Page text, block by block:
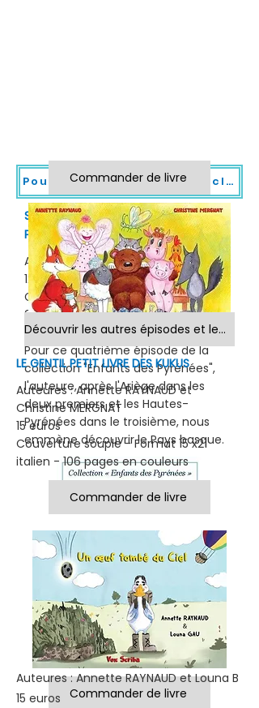
Pour commander un livre, cliquez sur sa couverture ou sur le lien "commander".
SOLEN ET ERIC AU PAYS DES
POTTOCKS
Auteure : Isabelle LOPEZ
12 euros
Couverture souple - Format 15 x21 -
96 pages avec dessins à colorier en
noir et blanc.
Pour ce quatrième épisode de la
collection "Enfants des Pyrénées",
l'auteure, après l'Ariège dans les
deux premiers et les Hautes-
Pyrénées dans le troisième, nous
emmène découvrir le Pays basque.
Commander de livre
Découvrir les autres épisodes et leur auteure
LE GENTIL PETIT LIVRE DES KUKUS
Auteures : Annette RAYNAUD et
Christine MERGNAT
15 euros
Couverture souple - Format 15 x21
italien - 106 pages en couleurs
Commander de livre
Commander de livre
Auteures : Annette RAYNAUD et Louna B
15 euros